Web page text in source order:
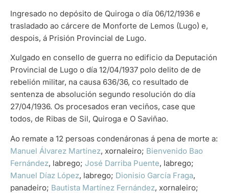
Ingresado no depósito de Quiroga o día 06/12/1936 e
trasladado ao cárcere de Monforte de Lemos (Lugo) e,
despois, á Prisión Provincial de Lugo.
Xulgado en consello de guerra no edificio da Deputación
Provincial de Lugo o día 12/04/1937 polo delito de de
rebelión militar, na causa 636/36, co resultado de
sentenza de absolución segundo resolución do día
27/04/1936. Os procesados eran veciños, case que
todos, de Ribas de Sil, Quiroga e O Saviñao.
Ao remate a 12 persoas condenáronas á pena de morte a:
Manuel Álvarez Martínez, xornaleiro; Bienvenido Bao
Fernández, labrego; José Darriba Puente, labrego;
Manuel Díaz López, labrego; Dionisio García Fraga,
panadeiro; Bautista Martínez Fernández, xornaleiro;